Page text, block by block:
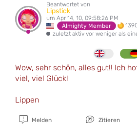
Beantwortet von
Lipstick
um Apr 14, 10, 09:58:26 PM
Almighty Member
zuletzt aktiv vor weniger als
Wow, sehr schön, alles gut!! Ich
viel, viel Glück!
Lippen
Melden Zitieren